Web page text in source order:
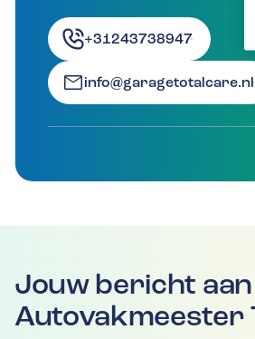
+31243738947
info@garagetotalcare.nl
Jouw bericht aan
Autovakmeester